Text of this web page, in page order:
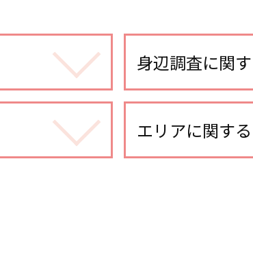
身辺調査に関
身辺調査 親の犯罪
身辺調査 家族
婚前調査 どこまで
婚前調査
エリアに関す